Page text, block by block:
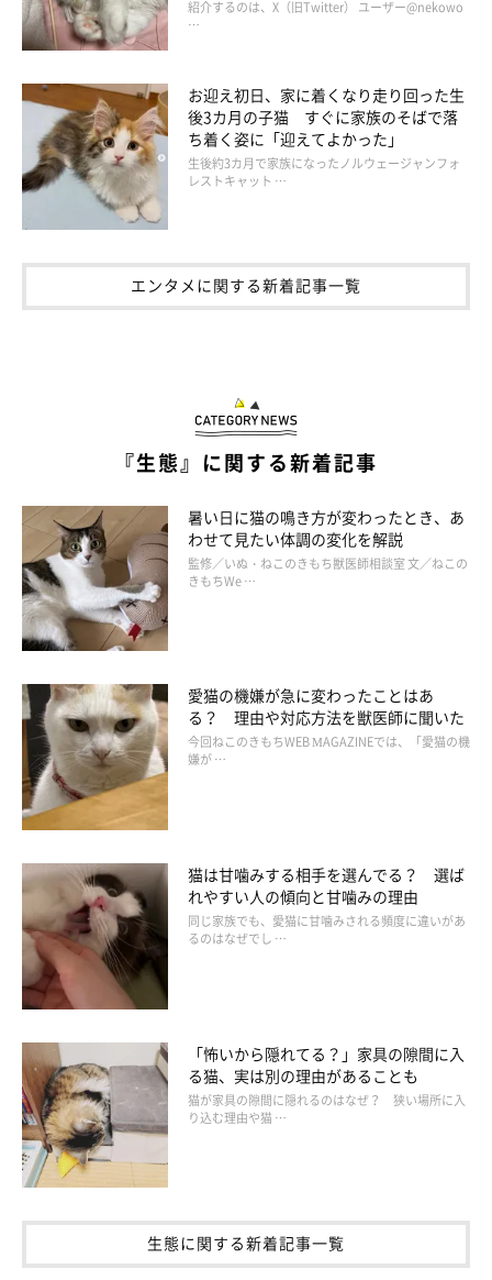
紹介するのは、X（旧Twitter） ユーザー@nekowo
…
お迎え初日、家に着くなり走り回った生
後3カ月の子猫 すぐに家族のそばで落
ち着く姿に「迎えてよかった」
生後約3カ月で家族になったノルウェージャンフォ
レストキャット …
エンタメに関する新着記事一覧
『生態』に関する新着記事
暑い日に猫の鳴き方が変わったとき、あ
わせて見たい体調の変化を解説
監修／いぬ・ねこのきもち獣医師相談室 文／ねこの
きもちWe …
愛猫の機嫌が急に変わったことはあ
る？ 理由や対応方法を獣医師に聞いた
今回ねこのきもちWEB MAGAZINEでは、「愛猫の機
嫌が …
猫は甘噛みする相手を選んでる？ 選ば
れやすい人の傾向と甘噛みの理由
同じ家族でも、愛猫に甘噛みされる頻度に違いがあ
るのはなぜでし …
「怖いから隠れてる？」家具の隙間に入
る猫、実は別の理由があることも
猫が家具の隙間に隠れるのはなぜ？ 狭い場所に入
り込む理由や猫 …
生態に関する新着記事一覧